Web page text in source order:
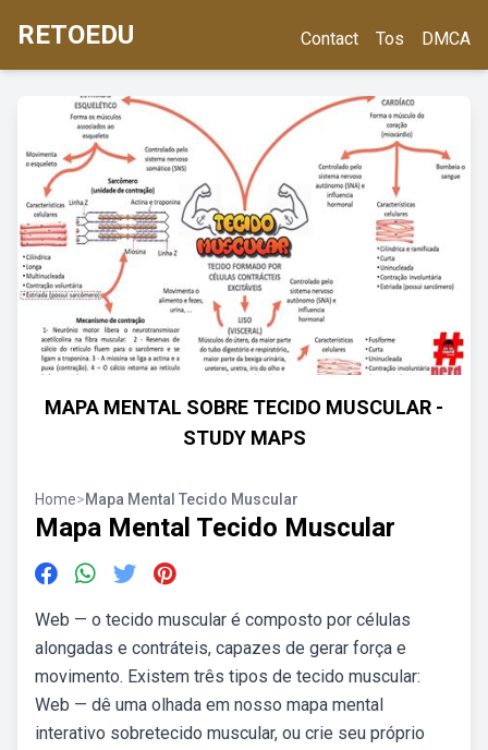
RETOEDU Contact Tos DMCA
MAPA MENTAL SOBRE TECIDO MUSCULAR -
STUDY MAPS
Home>Mapa Mental Tecido Muscular
Mapa Mental Tecido Muscular
Web — o tecido muscular é composto por células
alongadas e contráteis, capazes de gerar força e
movimento. Existem três tipos de tecido muscular:
Web — dê uma olhada em nosso mapa mental
interativo sobretecido muscular, ou crie seu próprio